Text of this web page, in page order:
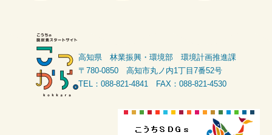
高知県 林業振興・環境部 環境計画推進課
〒780-0850 高知市丸ノ内1丁目7番52号
TEL：088-821-4841 FAX：088-821-4530